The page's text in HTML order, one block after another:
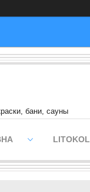
бани, сауны
LITOKOL